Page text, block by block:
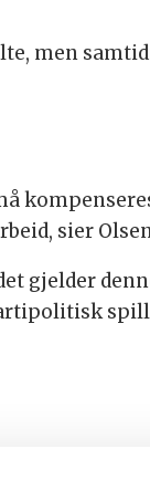
men
sier
gjelder